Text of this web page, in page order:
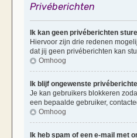
Privéberichten
Ik kan geen privéberichten
Hiervoor zijn drie redenen
dat jij geen privéberichten kan
Omhoog
Ik blijf ongewenste
Je kan gebruikers blokkeren
een bepaalde gebruiker,
Omhoog
Ik heb spam of een e-mail met